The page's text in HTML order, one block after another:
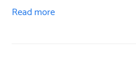
Read more